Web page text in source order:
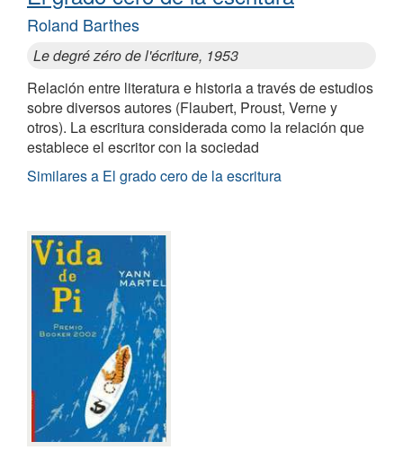
Roland Barthes
Le degré zéro de l'écriture, 1953
Relación entre literatura e historia a través de estudios
sobre diversos autores (Flaubert, Proust, Verne y
otros). La escritura considerada como la relación que
establece el escritor con la sociedad
Similares a El grado cero de la escritura